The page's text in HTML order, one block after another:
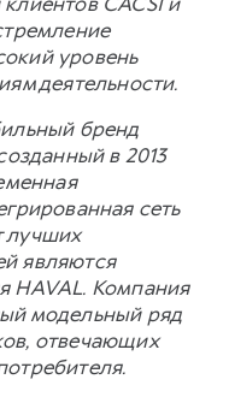
уровень
деятельности.
бренд
в 2013
сеть
лучших
являются
HAVAL. Компания
модельный ряд
отвечающих